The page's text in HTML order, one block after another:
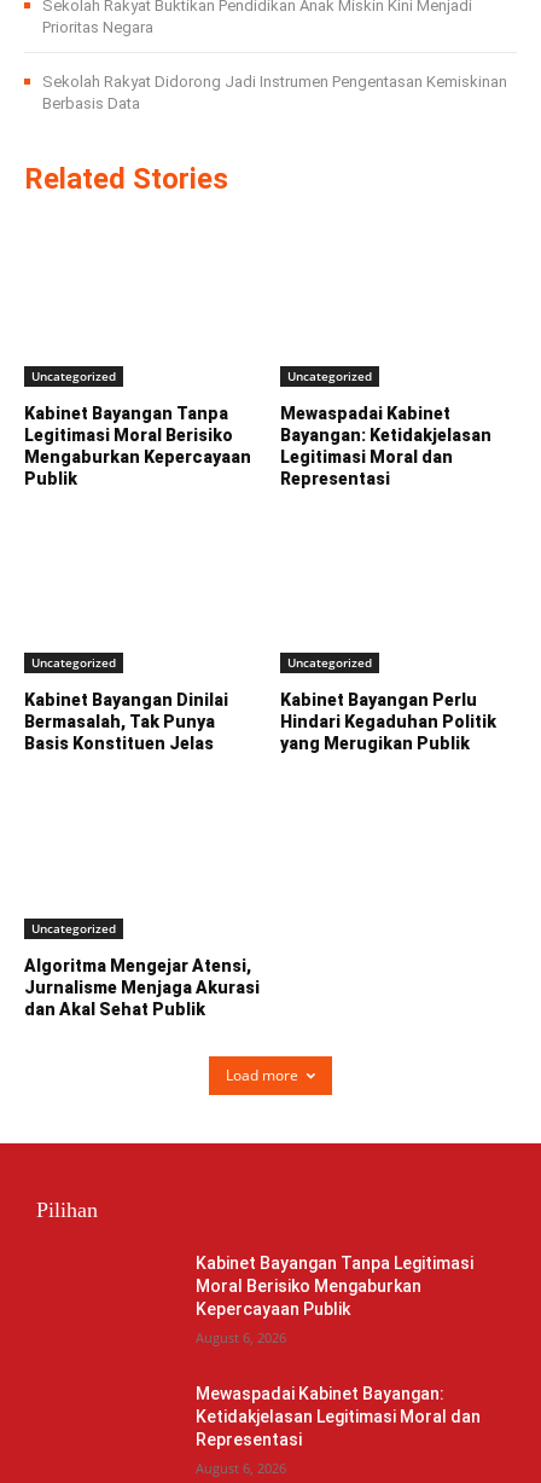
Sekolah Rakyat Buktikan Pendidikan Anak Miskin Kini Menjadi
Prioritas Negara
Sekolah Rakyat Didorong Jadi Instrumen Pengentasan Kemiskinan
Berbasis Data
Related Stories
Uncategorized
Kabinet Bayangan Tanpa
Legitimasi Moral Berisiko
Mengaburkan Kepercayaan
Publik
Uncategorized
Mewaspadai Kabinet
Bayangan: Ketidakjelasan
Legitimasi Moral dan
Representasi
Uncategorized
Kabinet Bayangan Dinilai
Bermasalah, Tak Punya
Basis Konstituen Jelas
Uncategorized
Kabinet Bayangan Perlu
Hindari Kegaduhan Politik
yang Merugikan Publik
Uncategorized
Algoritma Mengejar Atensi,
Jurnalisme Menjaga Akurasi
dan Akal Sehat Publik
Load more
Pilihan
Kabinet Bayangan Tanpa Legitimasi
Moral Berisiko Mengaburkan
Kepercayaan Publik
August 6, 2026
Mewaspadai Kabinet Bayangan:
Ketidakjelasan Legitimasi Moral dan
Representasi
August 6, 2026